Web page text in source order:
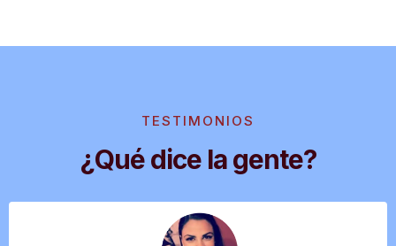
TESTIMONIOS
¿Qué dice la gente?